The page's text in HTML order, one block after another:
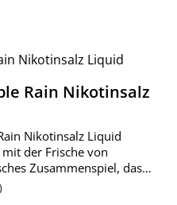
Rain Nikotinsalz
Nikotinsalz Liquid
der Frische von
Zusammenspiel, das